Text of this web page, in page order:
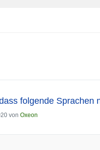
folgende Sprachen
von Oxeon